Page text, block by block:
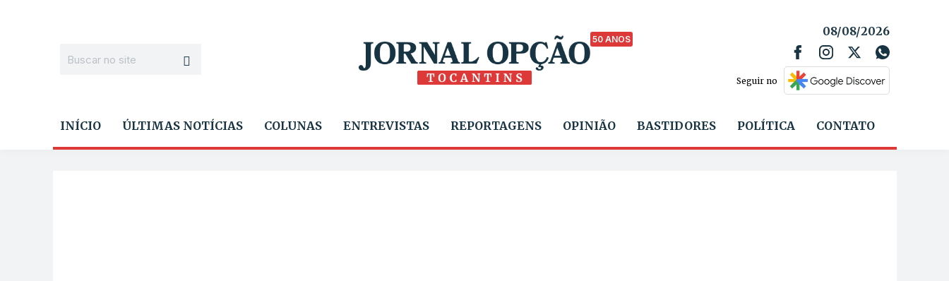
50 ANOS
08/08/2026
Seguir no
INÍCIO ÚLTIMAS NOTÍCIAS COLUNAS ENTREVISTAS REPORTAGENS OPINIÃO BASTIDORES POLÍTICA CONTATO